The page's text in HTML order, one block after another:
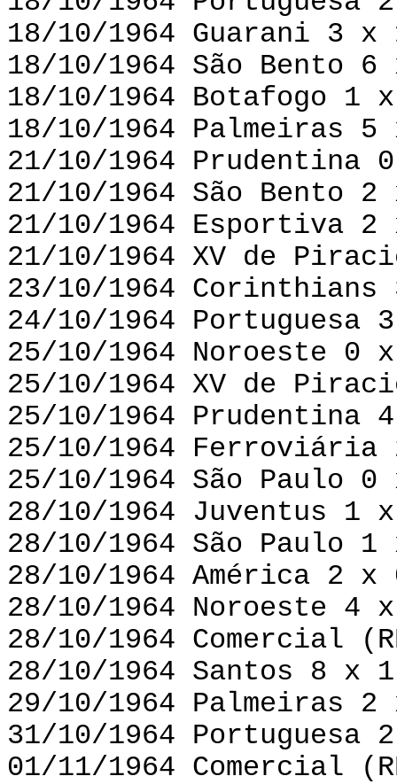
18/10/1964 Guarani 3 x
18/10/1964 São Bento
18/10/1964 Botafogo 1
18/10/1964 Palmeiras 5
21/10/1964 Prudentina
21/10/1964 São Bento
21/10/1964 Esportiva 2
21/10/1964 XV de
23/10/1964 Corinthians
24/10/1964 Portuguesa
25/10/1964 Noroeste 0
25/10/1964 XV de
25/10/1964 Prudentina
25/10/1964 Ferroviária
25/10/1964 São Paulo
28/10/1964 Juventus 1
28/10/1964 São Paulo 1
28/10/1964 América 2
28/10/1964 Noroeste 4
28/10/1964 Comercial
28/10/1964 Santos 8 x
29/10/1964 Palmeiras
31/10/1964 Portuguesa
01/11/1964 Comercial